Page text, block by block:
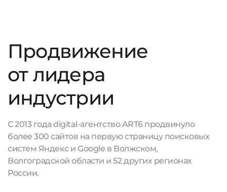
Продвижение
от лидера
индустрии
С 2013 года digital-агентство ART6 продвинуло
более 300 сайтов на первую страницу поисковых
систем Яндекс и Google в Волжском,
Волгоградской области и 52 других регионах
России.